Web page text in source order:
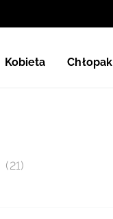
Kobieta Chłopak
(21)